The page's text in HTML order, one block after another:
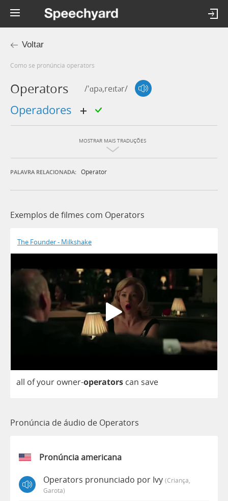
Voltar
Como se pronúncia operators
Operators /'ɑpə,reɪtər/
operadores
MOSTRAR MAIS TRADUÇÕES
PALAVRA RELACIONADA: Operator
Exemplos de filmes com Operators
The Founder - Milkshake
all ofyour owner-operators can save
Pronúncia de áudio de Operators
Pronúncia americana
Operators pronunciado por Ivy (criança,
Garota)